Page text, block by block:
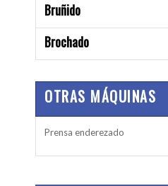
Bruñido
Brochado
OTRAS MÁQUINAS
Prensa enderezado